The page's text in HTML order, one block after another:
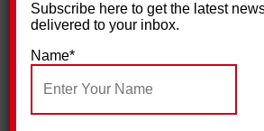
Subscribe here to get the latest
delivered to your inbox.
Name*